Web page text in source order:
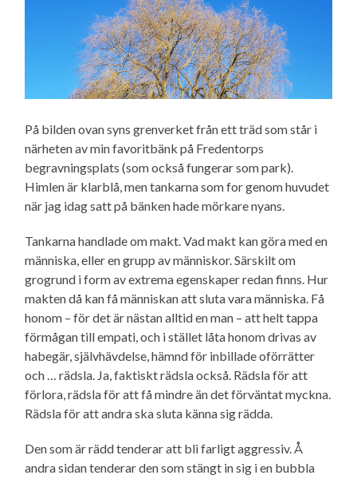
På bilden ovan syns grenverket från ett träd som står i
närheten av min favoritbänk på Fredentorps
begravnings­plats (som också fungerar som park).
Himlen är klarblå, men tankarna som for genom huvudet
när jag idag satt på bänken hade mörkare nyans.
Tankarna handlade om makt. Vad makt kan göra med en
människa, eller en grupp av människor. Särskilt om
grogrund i form av extrema egenskaper redan finns. Hur
makten då kan få människan att sluta vara människa. Få
honom – för det är nästan alltid en man – att helt tappa
förmågan till empati, och i stället låta honom drivas av
habegär, självhävdelse, hämnd för inbillade oförrätter
och … rädsla. Ja, faktiskt rädsla också. Rädsla för att
förlora, rädsla för att få mindre än det förväntat myckna.
Rädsla för att andra ska sluta känna sig rädda.
Den som är rädd tenderar att bli farligt aggressiv. Å
andra sidan tenderar den som stängt in sig i en bubbla